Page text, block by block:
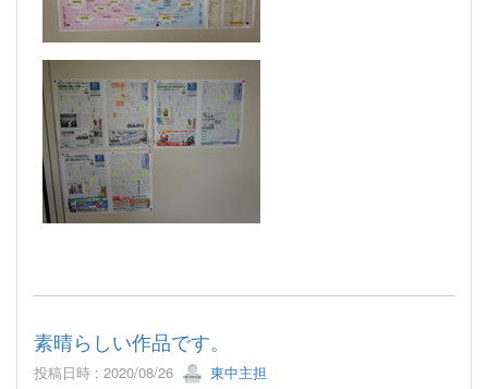
素晴らしい作品です。
投稿日時 : 2020/08/26 東中主担